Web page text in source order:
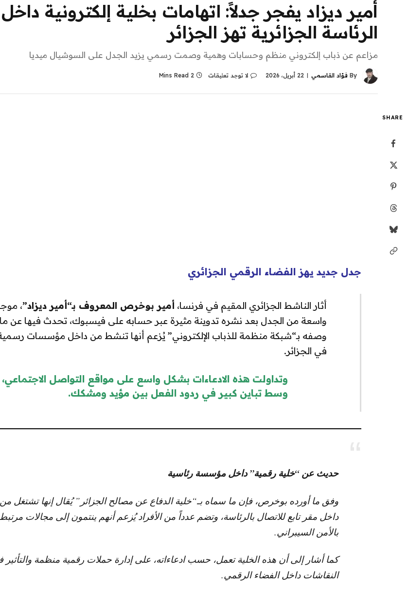
أمير ديزاد يفجر جدلاً: اتهامات بخلية إلكترونية داخل
الرئاسة الجزائرية تهز الجزائر
مزاعم عن ذباب إلكتروني منظم وحسابات وهمية وصمت رسمي يزيد الجدل على السوشيال ميديا
By فؤاد القاسمي 22 أبريل، 2026 لا توجد تعليقات 2 Mins Read
SHARE
جدل جديد يهز الفضاء الرقمي الجزائري
أثار الناشط الجزائري المقيم في فرنسا، أمير بوخرص المعروف بـ“أمير ديزاد”،
واسعة من الجدل بعد نشره تدوينة مثيرة عبر حسابه على فيسبوك، تحدث فيها عن ما
وصفه بـ“شبكة منظمة للذباب الإلكتروني” يُزعم أنها تنشط من داخل مؤسسات
في الجزائر.
وتداولت هذه الادعاءات بشكل واسع على مواقع التواصل الاجتماعي،
وسط تباين كبير في ردود الفعل بين مؤيد ومشكك.
حديث عن “خلية رقمية” داخل مؤسسة رئاسية
وفق ما أورده بوخرص، فإن ما سماه بـ“خلية الدفاع عن مصالح الجزائر” يُقال إنها تشتغل من
داخل مقر تابع للاتصال بالرئاسة، وتضم عدداً من الأفراد يُزعم أنهم ينتمون إلى مجالات
بالأمن السيبراني.
كما أشار إلى أن هذه الخلية تعمل، حسب ادعاءاته، على إدارة حملات رقمية منظمة والتأثير
النقاشات داخل الفضاء الرقمي.